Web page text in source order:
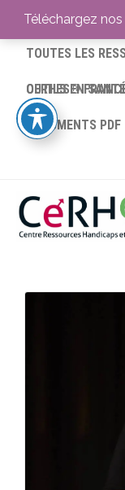
ACCUEIL
TOUTES LES
CERHES®
OUTILS EN
DOCUMENTS PDF
Téléchargez